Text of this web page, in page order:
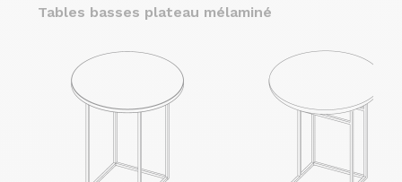
Tables basses plateau mélaminé